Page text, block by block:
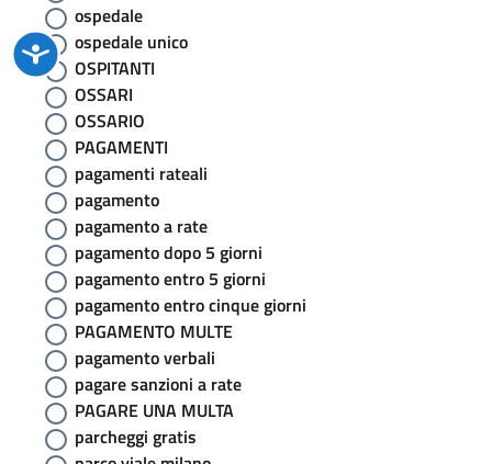
ospedale
ospedale unico
OSPITANTI
OSSARI
OSSARIO
PAGAMENTI
pagamenti rateali
pagamento
pagamento a rate
pagamento dopo 5 giorni
pagamento entro 5 giorni
pagamento entro cinque giorni
PAGAMENTO MULTE
pagamento verbali
pagare sanzioni a rate
PAGARE UNA MULTA
parcheggi gratis